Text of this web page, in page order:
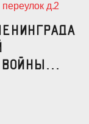
д.2
войны...